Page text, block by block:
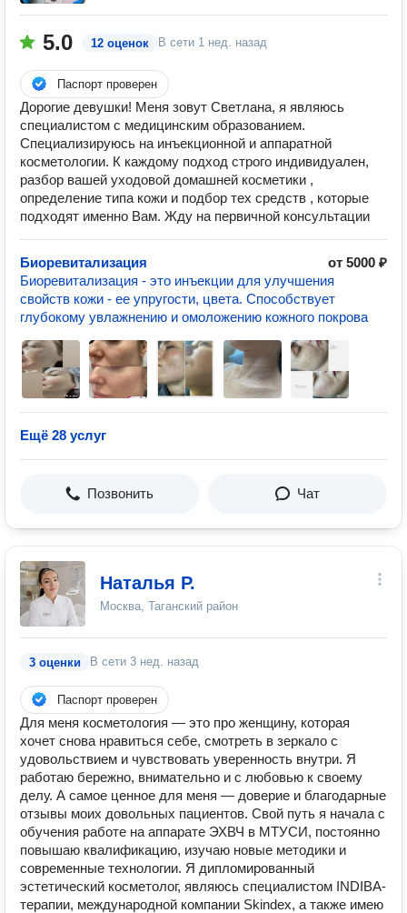
5.0 12 оценок В сети 1 нед. назад
Паспорт проверен
Дорогие девушки! Меня зовут Светлана, я являюсь
специалистом с медицинским образованием.
Специализируюсь на инъекционной и аппаратной
косметологии. К каждому подход строго индивидуален,
разбор вашей уходовой домашней косметики ,
определение типа кожи и подбор тех средств , которые
подходят именно Вам. Жду на первичной консультации
Биоревитализация
от 5000 ₽
Биоревитализация - это инъекции для улучшения
свойств кожи - ее упругости, цвета. Способствует
глубокому увлажнению и омоложению кожного покрова
Ещё 28 услуг
Позвонить Чат
Наталья Р.
Москва, Таганский район
3 оценки В сети 3 нед. назад
Паспорт проверен
Для меня косметология — это про женщину, которая
хочет снова нравиться себе, смотреть в зеркало с
удовольствием и чувствовать уверенность внутри. Я
работаю бережно, внимательно и с любовью к своему
делу. А самое ценное для меня — доверие и благодарные
отзывы моих довольных пациентов. Свой путь я начала с
обучения работе на аппарате ЭХВЧ в МТУСИ, постоянно
повышаю квалификацию, изучаю новые методики и
современные технологии. Я дипломированный
эстетический косметолог, являюсь специалистом INDIBA-
терапии, международной компании Skindex, а также имею